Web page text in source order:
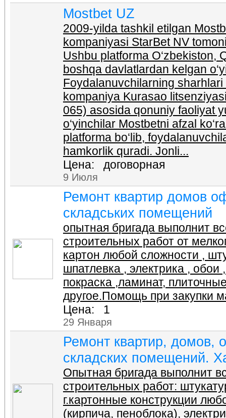
Mostbet UZ
2009-yilda tashkil etilgan
kompaniyasi StarBet NV
Ushbu platforma O‘zbekiston,
boshqa davlatlardan kelgan
Foydalanuvchilarning sharhlari
kompaniya Kurasao
065) asosida qonuniy faoliyat
o‘yinchilar Mostbetni afzal
platforma bo‘lib,
hamkorlik quradi. Jonli...
Цена: договорная
9 Июля
Ремонт квартир домов
складських помещений
опытная бригада выполнит
строительных работ от
картон любой сложности ,
шпатлевка , электрика , обои
покраска ,ламинат,
другое.Помощь при закупки
Цена: 1
29 Января
Ремонт квартир, домов,
складских помещений.
Опытная бригада выполнит
строительных работ:
г.картонные конструкции
(кирпича, пеноблока),